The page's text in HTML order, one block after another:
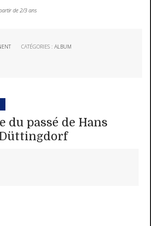
de 2/3 ans
CATÉGORIES :ALBUM
du passé de Hans